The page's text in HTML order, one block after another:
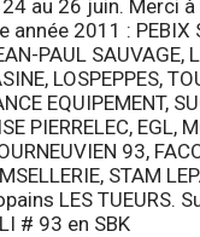
au 26 juin. Merci
année 2011 : PEBIX
PAUL SAUVAGE,
LOSPEPPES,
EQUIPEMENT,
PIERRELEC, EGL,
93,
STAM
LES TUEURS.
# 93 en SBK